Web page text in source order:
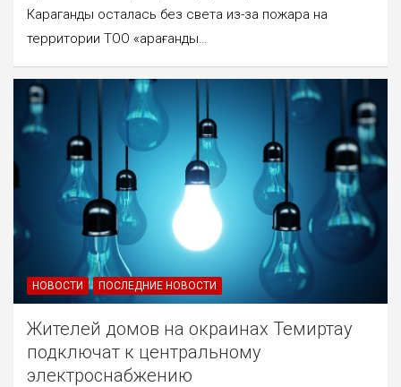
Караганды осталась без света из-за пожара на
территории ТОО «Қарағанды…
НОВОСТИ ПОСЛЕДНИЕ НОВОСТИ
Жителей домов на окраинах Темиртау
подключат к центральному
электроснабжению